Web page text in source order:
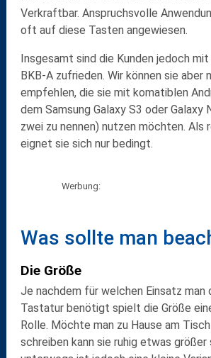
Verkraftbar. Anspruchsvolle
oft auf diese Tasten angewiesen.
Insgesamt sind die Kunden jedoch mit
BKB-A zufrieden. Wir können sie aber
empfehlen, die sie mit komatiblen
dem Samsung Galaxy S3 oder Galaxy
zwei zu nennen) nutzen möchten. Als
eignet sie sich nur bedingt.
Werbung:
Was sollte man
Die Größe
Je nachdem für welchen Einsatz
Tastatur benötigt spielt die Größe
Rolle. Möchte man zu Hause am Tisch
schreiben kann sie ruhig etwas größer